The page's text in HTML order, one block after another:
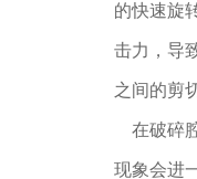
的快速旋
击力，导
之间的剪
在破碎
现象会进